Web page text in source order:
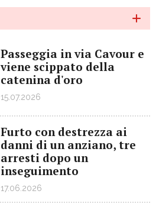
Passeggia in via Cavour e
viene scippato della
catenina d'oro
15.07.2026
Furto con destrezza ai
danni di un anziano, tre
arresti dopo un
inseguimento
17.06.2026